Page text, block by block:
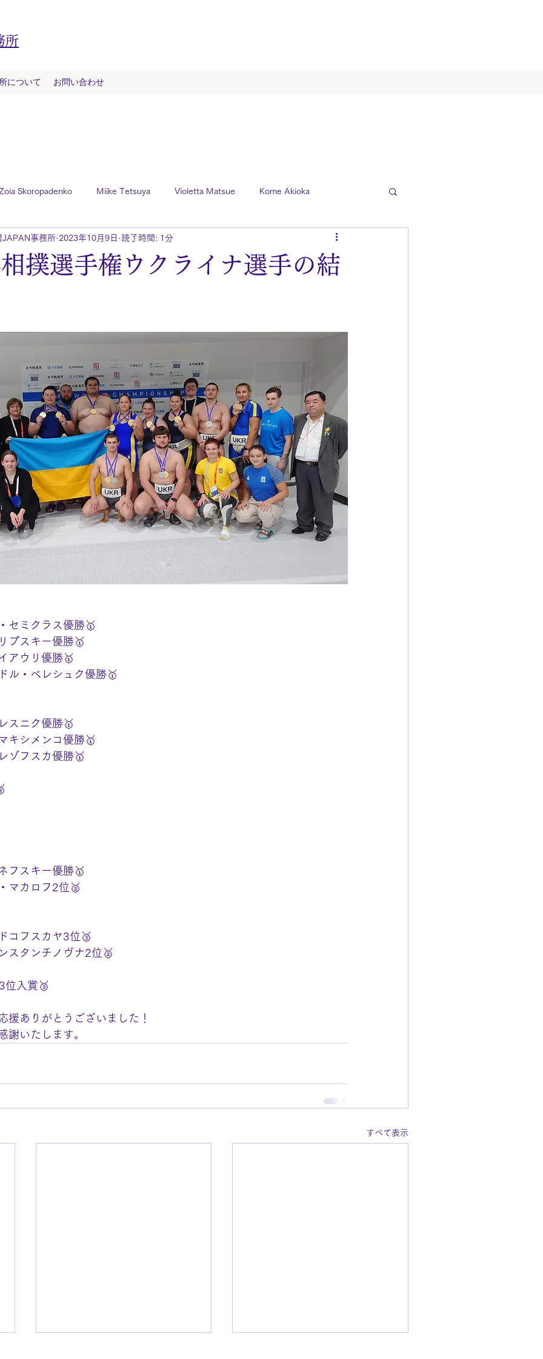
所
について お問い合わせ
Skoropadenko Miike Tetsuya Violetta Matsue Kome Akioka
撲選手権ウクライナ選手の結
JAPAN事務所 2023年10月9日 読了時間: 1分
セミクラス優勝🥇
プスキー優勝🥇
アウリ優勝🥇
ル・ベレシュク優勝🥇
スニク優勝🥇
キシメンコ優勝🥇
ゾフスカ優勝🥇
フスキー優勝🥇
マカロフ2位🥈
コフスカヤ3位🥉
スタンチノヴナ2位🥈
位入賞🥉
援ありがとうございました！
謝いたします。
すべて表示